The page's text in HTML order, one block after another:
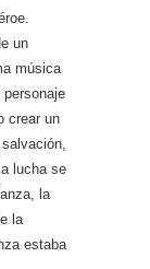
un
música
crear un
lucha se
la
la
estaba